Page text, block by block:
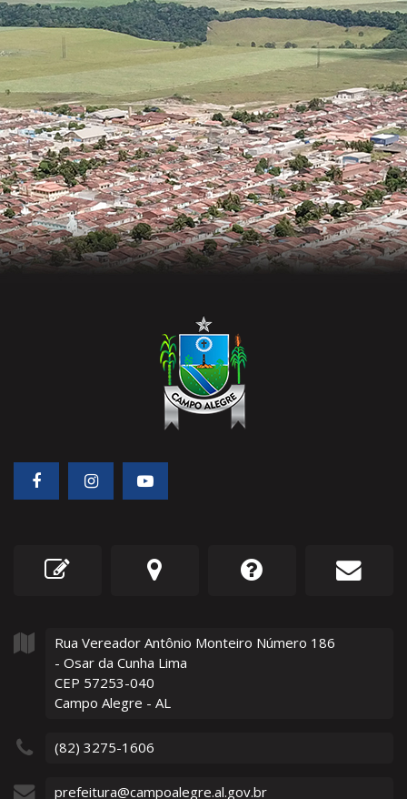
Rua Vereador Antônio Monteiro Número 186
- Osar da Cunha Lima
CEP 57253-040
Campo Alegre - AL
(82) 3275-1606
prefeitura@campoalegre.al.gov.br